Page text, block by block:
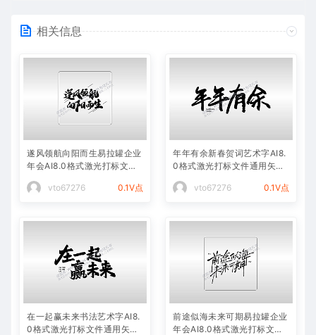
相关信息
遂风领航向阳而生易拉罐企业
年会AI8.0格式激光打标文件
vto67276
0.1V点
年年有余新春贺词艺术字AI8.
0格式激光打标文件通用矢量
vto67276
0.1V点
在一起赢未来书法艺术字AI8.
0格式激光打标文件通用矢量
前途似海未来可期易拉罐企业
年会AI8.0格式激光打标文件